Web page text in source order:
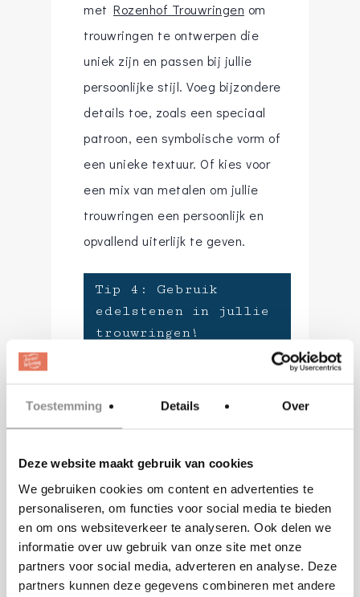
Toestemming Details Over
Deze website maakt gebruik van cookies
We gebruiken cookies om content en advertenties te
personaliseren, om functies voor social media te bieden
en om ons websiteverkeer te analyseren. Ook delen we
informatie over uw gebruik van onze site met onze
partners voor social media, adverteren en analyse. Deze
partners kunnen deze gegevens combineren met andere
met Rozenhof Trouwringen om
trouwringen te ontwerpen die
uniek zijn en passen bij jullie
persoonlijke stijl. Voeg bijzondere
details toe, zoals een speciaal
patroon, een symbolische vorm of
een unieke textuur. Of kies voor
een mix van metalen om jullie
trouwringen een persoonlijk en
opvallend uiterlijk te geven.
Tip 4: Gebruik
edelstenen in jullie
trouwringen!
persoonlijk tintje toe aan de
trouwringen door edelstenen te
gebruiken die een speciale
betekenis hebben voor jullie als
paar. Denk bijvoorbeeld aan de
geboortestenen van jullie zelf of
jullie kinderen, of stenen die
verbonden zijn met belangrijke